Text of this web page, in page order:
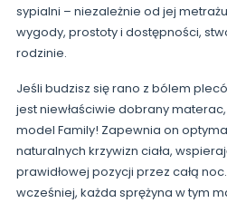
sypialni – niezależnie od jej
wygody, prostoty i dostępności,
rodzinie.
Jeśli budzisz się rano z bólem
jest niewłaściwie dobrany
model Family! Zapewnia on
naturalnych krzywizn ciała,
prawidłowej pozycji przez całą
wcześniej, każda sprężyna w tym